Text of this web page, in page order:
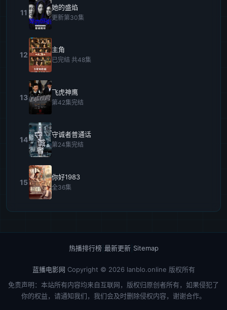
11
她的盛焰
更新第30集
12
主角
已完结 共48集
13
飞虎神鹰
第42集完结
14
守诚者普通话
第24集完结
15
你好1983
全36集
热播排行榜| 最新更新| Sitemap
蓝播电影网 Copyright © 2026 lanblo.online 版权所有
免责声明：本站所有内容均来自互联网，版权归原创者所有，如果侵犯了
你的权益，请通知我们，我们会及时删除侵权内容，谢谢合作。